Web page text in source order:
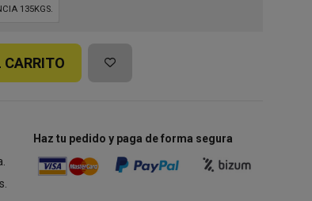
135KGS.
CARRITO
Haz tu pedido y paga de forma segura